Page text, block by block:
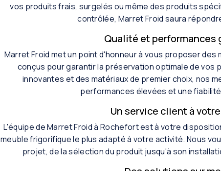
vos produits frais, surgelés ou même des produits
contrôlée, Marret Froid saura
Qualité et performances
Marret Froid met un point d'honneur à vous proposer
conçus pour garantir la préservation optimale de vos
innovantes et des matériaux de premier choix, nos
performances élevées et une
Un service client à
L'équipe de Marret Froid à Rochefort est à votre
meuble frigorifique le plus adapté à votre activité. Nous
projet, de la sélection du produit jusqu'à son